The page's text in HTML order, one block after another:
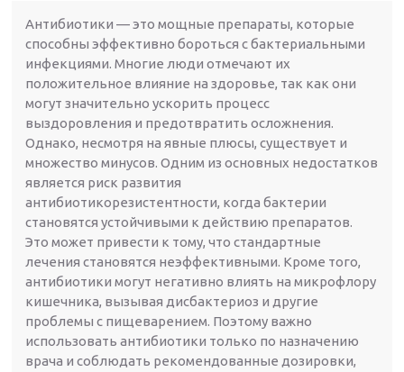
Антибиотики — это мощные препараты, которые
способны эффективно бороться с бактериальными
инфекциями. Многие люди отмечают их
положительное влияние на здоровье, так как они
могут значительно ускорить процесс
выздоровления и предотвратить осложнения.
Однако, несмотря на явные плюсы, существует и
множество минусов. Одним из основных недостатков
является риск развития
антибиотикорезистентности, когда бактерии
становятся устойчивыми к действию препаратов.
Это может привести к тому, что стандартные
лечения становятся неэффективными. Кроме того,
антибиотики могут негативно влиять на микрофлору
кишечника, вызывая дисбактериоз и другие
проблемы с пищеварением. Поэтому важно
использовать антибиотики только по назначению
врача и соблюдать рекомендованные дозировки,